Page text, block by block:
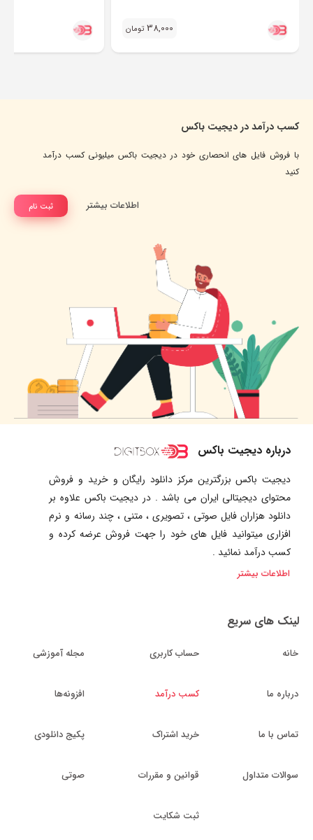
38,000 تومان
کسب درآمد در دیجیت باکس
با فروش فایل های انحصاری خود در دیجیت باکس میلیونی کسب درآمد
کنید
ثبت نام اطلاعات بیشتر
درباره دیجیت باکس
دیجیت باکس بزرگترین مرکز دانلود رایگان و خرید و فروش
محتوای دیجیتالی ایران می باشد . در دیجیت باکس علاوه بر
دانلود هزاران فایل صوتی ، تصویری ، متنی ، چند رسانه و نرم
افزاری میتوانید فایل های خود را جهت فروش عرضه کرده و
کسب درآمد نمائید .
اطلاعات بیشتر
لینک های سریع
خانه
درباره ما
تماس با ما
سوالات متداول
حساب کاربری
کسب درآمد
خرید اشتراک
قوانین و مقررات
ثبت شکایت
مجله آموزشی
افزونه‌ها
پکیج دانلودی
صوتی